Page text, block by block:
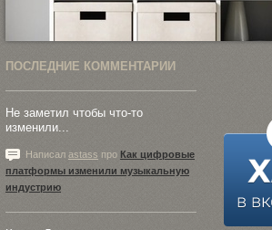
ПОСЛЕДНИЕ КОММЕНТАРИИ
Не заметил чтобы что-то
изменили...
Написал astass про Как цифровые
платформы изменили музыкальную
индустрию